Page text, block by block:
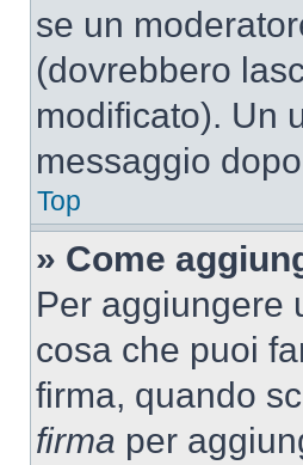
se un
(dovrebbero
modificato). Un
messaggio
Top
» Come
Per aggiungere
cosa che puoi
firma, quando
firma per